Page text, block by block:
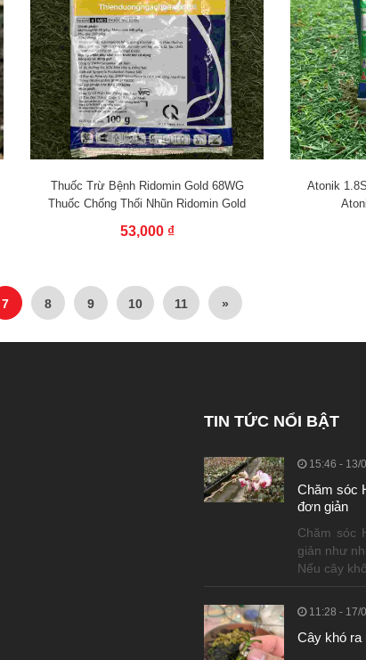
Thuốc Trừ Bệnh Ridomin Gold 68WG
Thuốc Chống Thối Nhũn Ridomin Gold
53,000 ₫
Atonik
7 8 9 10 11 »
TIN TỨC NỔI BẬT
15:46 - 13/
Chăm sóc
đơn giản
Chăm sóc
giản như
Nếu cây
11:28 - 17/
Cây khó